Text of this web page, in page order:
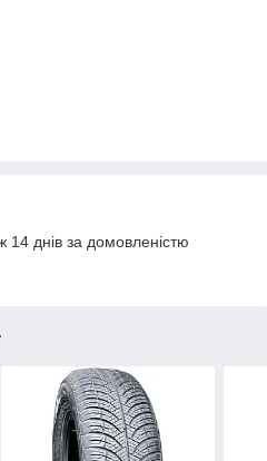
днів за домовленістю